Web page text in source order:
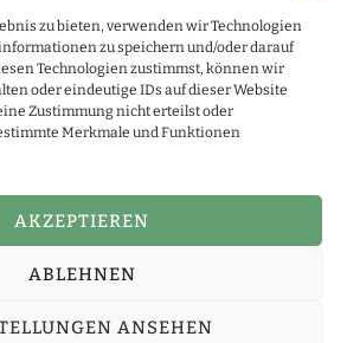
zu bieten, verwenden wir Technologien
zu speichern und/oder darauf
Technologien zustimmst, können wir
oder eindeutige IDs auf dieser Website
Zustimmung nicht erteilst oder
Merkmale und Funktionen
AKZEPTIEREN
ABLEHNEN
ANSEHEN
ist Teilnehmer des Amazon-
wurde, mittels dessen durch die
Links zu Amazon.de Entgelte verdient
Simone Schmidt
Datenschutzerklärung